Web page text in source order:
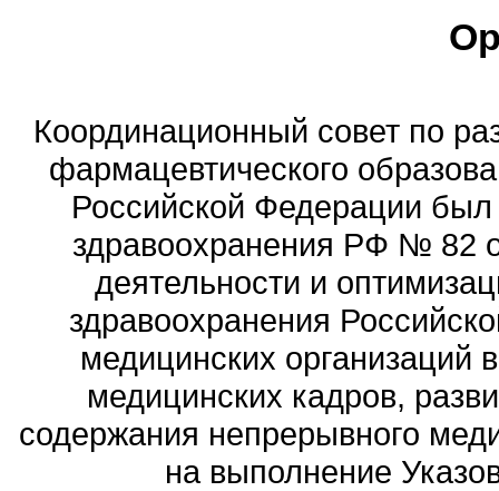
Координационный совет по
фармацевтического
Российской Федерации
здравоохранения РФ № 82
деятельности и
здравоохранения
медицинских
медицинских кадров,
содержания непрерывного
на выполнение